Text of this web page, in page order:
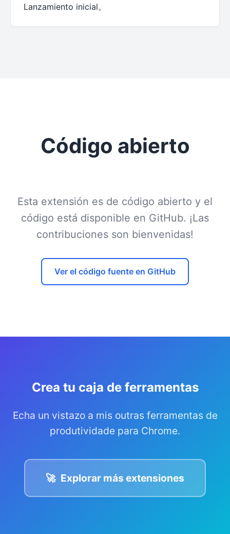
Lanzamiento inicial。
Código abierto
Esta extensión es de código abierto y el
código está disponible en GitHub. ¡Las
contribuciones son bienvenidas!
Ver el código fuente en GitHub
Crea tu caja de ferramentas
Echa un vistazo a mis outras ferramentas de
produtividade para Chrome.
🚀 Explorar más extensiones